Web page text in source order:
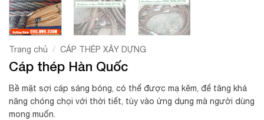
Trang chủ / CÁP THÉP XÂY DỰNG
Cáp thép Hàn Quốc
Bề mặt sợi cáp sáng bóng, có thể được mạ kẽm, để tăng khả
năng chóng chọi với thời tiết, tùy vào ứng dụng mà người dùng
mong muốn.